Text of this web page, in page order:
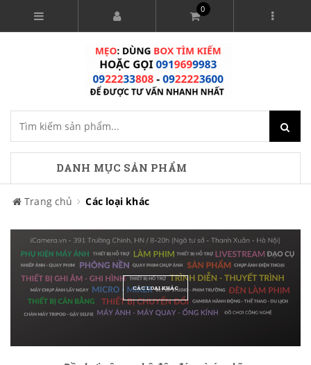
0
DANH MỤC SẢN PHẨM
Trang chủ Các loại khác
CÁC LOẠI KHÁC